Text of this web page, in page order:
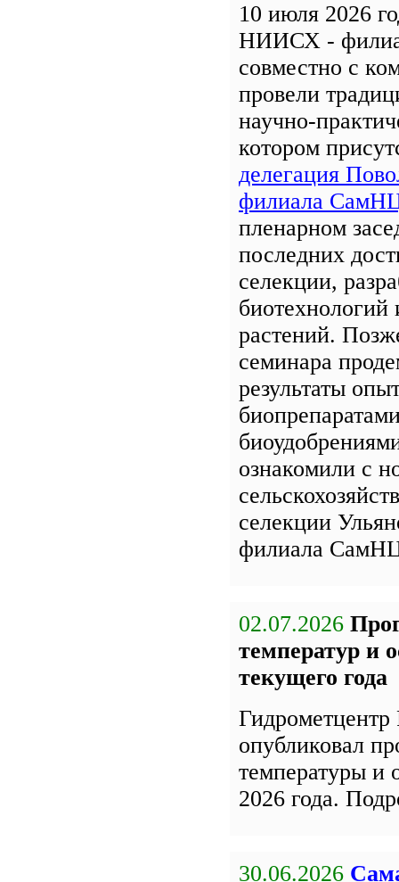
10 июля 2026
НИИСХ -
совместно с
провели
научно-
котором
делегация
филиала
пленарном
последних
селекции,
биотехнологий
растений.
семинара
результаты
ознакомили с
селекции
филиала
02.07.2026
температур и
текущего года
Гидрометцентр
опубликовал
температуры и
2026 года.
30.06.2026